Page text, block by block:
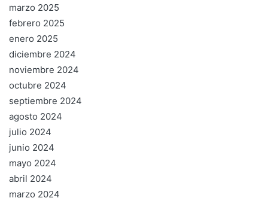
marzo 2025
febrero 2025
enero 2025
diciembre 2024
noviembre 2024
octubre 2024
septiembre 2024
agosto 2024
julio 2024
junio 2024
mayo 2024
abril 2024
marzo 2024